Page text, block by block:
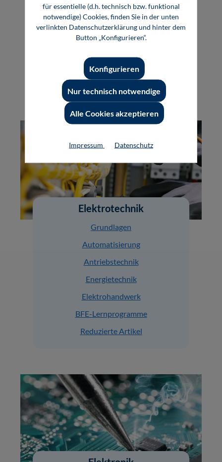
Werkstoffe
Entwicklung
Konstruktion
Produktion
Reduzierte Artikel
Elektrotechnik
Grundlagen
Automatisierung
Antriebstechnik
Energietechnik
Elektrohandwerk
BFE-Lernprogramme
Reduzierte Artikel
für essentielle (d.h. technisch bzw. funktional
notwendige) Cookies, finden Sie in der unten
verlinkten Datenschutzerklärung und hinter dem
Button „Konfigurieren“.
Nur technisch notwendige
Konfigurieren
Alle Cookies akzeptieren
Impressum Datenschutz